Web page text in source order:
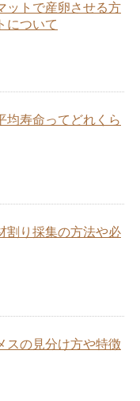
ットで産卵させる方
について
均寿命ってどれくら
割り採集の方法や必
スの見分け方や特徴